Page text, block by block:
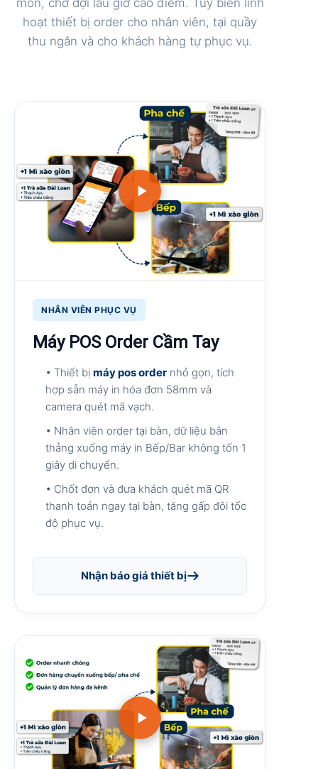
hoạt thiết bị order cho nhân viên, tại quầy
thu ngân và cho khách hàng tự phục vụ.
NHÂN VIÊN PHỤC VỤ
Máy POS Order Cầm Tay
• Thiết bị máy pos order nhỏ gọn, tích
hợp sẵn máy in hóa đơn 58mm và
camera quét mã vạch.
• Nhân viên order tại bàn, dữ liệu bắn
thẳng xuống máy in Bếp/Bar không tốn 1
giây di chuyển.
• Chốt đơn và đưa khách quét mã QR
thanh toán ngay tại bàn, tăng gấp đôi tốc
độ phục vụ.
Nhận báo giá thiết bị